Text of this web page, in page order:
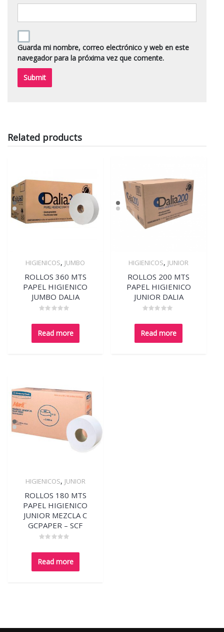
Guarda mi nombre, correo electrónico y web en este
navegador para la próxima vez que comente.
Related products
Quick View
HIGIENICOS, JUMBO
ROLLOS 360 MTS
PAPEL HIGIENICO
JUMBO DALIA
0
out
of
Read more
Quick View
HIGIENICOS, JUNIOR
ROLLOS 200 MTS
PAPEL HIGIENICO
JUNIOR DALIA
0
out
of
Read more
Quick View
HIGIENICOS, JUNIOR
ROLLOS 180 MTS
PAPEL HIGIENICO
JUNIOR MEZCLA C
GCPAPER – SCF
0
out
of
Read more